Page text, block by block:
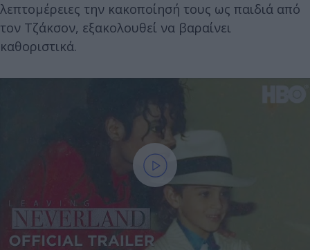
λεπτομέρειες την κακοποίησή τους ως παιδιά από
τον Τζάκσον, εξακολουθεί να βαραίνει
καθοριστικά.